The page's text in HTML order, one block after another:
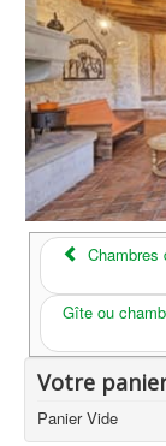
Chambres
Gîte ou
Votre
Panier Vide